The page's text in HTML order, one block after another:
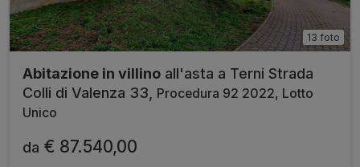
13 foto
Abitazione in villino all'asta a Terni Strada
Colli di Valenza 33,
Procedura 92 2022, Lotto
Unico
da € 87.540,00